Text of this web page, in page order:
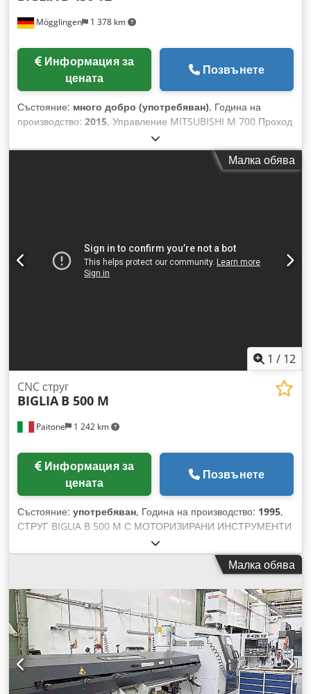
Mögglingen 1 378 km
Информация за
цената
Позвънете
Състояние: много добро (употребяван), Година на
производство: 2015, Управление MITSUBISHI M 700 Проход
на прът: 37,5 мм 2 x 12-позиционни револверни глави с
задвижвани инструменти 2 x C-ос 2 x Y-ос Основен/
контрашпиндел Автоматичен подавател на пръти FMB
инструменти и цанги
Малка обява
1 / 12
Paitone 1 242 km
CNC струг
BIGLIA B 500 M
Информация за
цената
Позвънете
Състояние: употребяван, Година на производство: 1995,
СТРУГ BIGLIA B 500 M С МОТОРИЗИРАНИ ИНСТРУМЕНТИ
Dedpfx Adjy A Eanepekr ДИАМ. АВТОЦЕНТРИРАЩ
ПАТРОН: 210 мм МАКС. ДИАМЕТЪР НА ОБРАБОТВАНЕ ОТ
ШИНА: 70 мм МАКС. ОБРАБОТВАЕМА ДЪЛЖИНА: 500 мм
АКСЕСОАРИ: 2 НАКЛОНЯЕМИ МОТОРИЗИРАНИ ГЛАВИ,
МАРКА ALBERTI 2 РАДИАЛНИ МОТОРИЗИРАНИ ГЛАВИ 3
ОСЕВИ МОТОРИЗИРАНИ ГЛАВИ РАЗНООБРАЗНИ
СТАЦИОНАРНИ ДЪРЖАЧИ НА ИНСТРУМЕНТИ
СТРУЖКОИЗХВЪРГАЧ КОМПЛЕКТНА ДОКУМЕНТАЦИЯ
МАШИНАТА Е В ПЕРФЕКТНО СЪСТОЯНИЕ ГОДИНА НА
ПРОИЗВОДСТВО: 1995
Малка обява